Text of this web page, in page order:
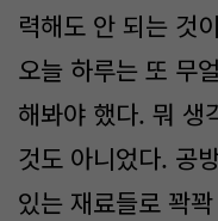
력해도 안 되는 것
오늘 하루는 또 무
해봐야 했다. 뭐 생
것도 아니었다. 공
있는 재료들로 꽉